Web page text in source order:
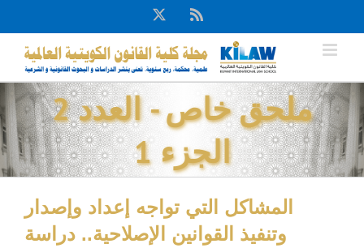
to
content
Rss
X
ملحق خاص - العدد 2
الجزء 1
المشاكل التي تواجه إعداد وإصدار
وتنفيذ القوانين الإصلاحية.. دراسة